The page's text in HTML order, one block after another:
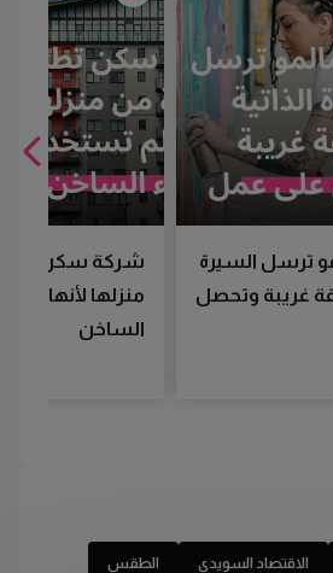
ترسل السيرة
غريبة وتحصل
شركة سكن
منزلها لأنها لم
الساخن
الاقتصاد السويدي الطقس